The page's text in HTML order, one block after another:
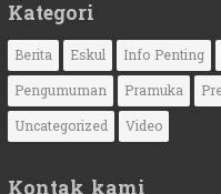
Kategori
Berita Eskul Info Penting
Pengumuman
Pramuka
Uncategorized
Video